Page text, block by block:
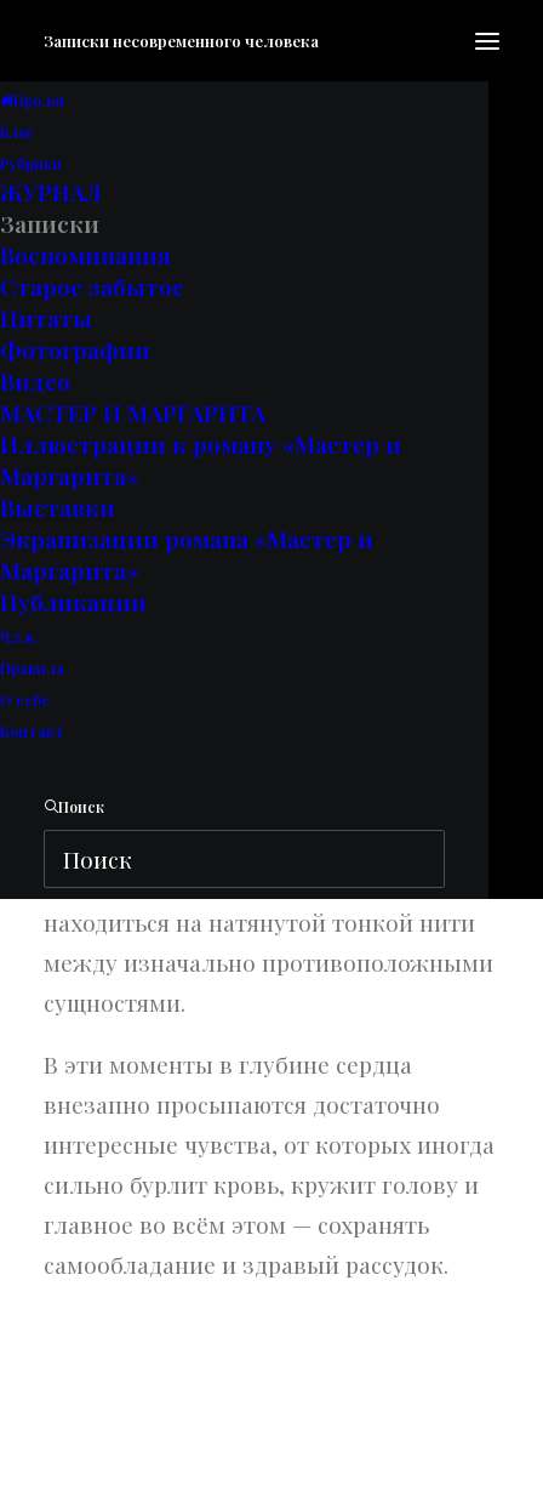
Записки несовременного человека
Пролог
Блог
Рубрики
ЖУРНАЛ
Записки
Воспоминания
Старое забытое
Цитаты
Фотографии
Видео
МАСТЕР И МАРГАРИТА
Иллюстрации к роману «Мастер и
Маргарита»
Выставки
Экранизации романа «Мастер и
Маргарита»
Публикации
Ч.з.в.
Правила
О себе
Контакт
Поиск
Тонкая нить
Весьма странно бывает иногда
испытывать двоякие ощущения,
находиться на натянутой тонкой нити
между изначально противоположными
сущностями.
В эти моменты в глубине сердца
внезапно просыпаются достаточно
интересные чувства, от которых иногда
сильно бурлит кровь, кружит голову и
главное во всём этом — сохранять
самообладание и здравый рассудок.